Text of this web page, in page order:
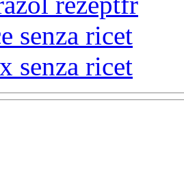
senza ricet
senza ricet